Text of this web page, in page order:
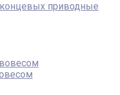
приводные